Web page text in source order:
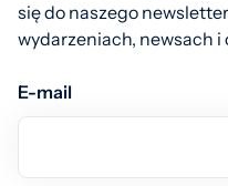
się do naszego
wydarzeniach, newsach i
E-mail